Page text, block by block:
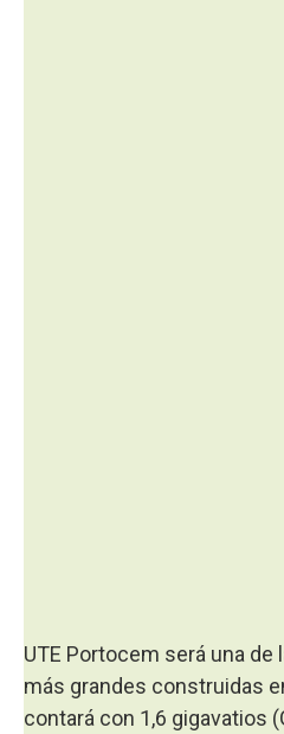
UTE Portocem será una
más grandes construidas
contará con 1,6 gigavatios